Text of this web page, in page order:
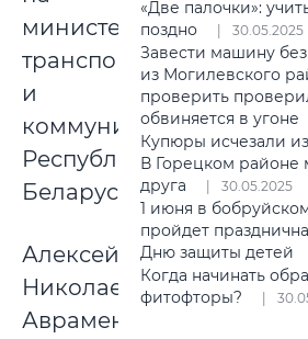
министерство
транспорта
и
коммуникаций
Республики
Беларусь.
Алексей
Николаевич
Авраменко
«Две палочки»:
поздно
30.05.2025
Завести машину
из Могилевского
проверить
обвиняется в угоне
Купюры исчезали
В Горецком районе
друга
30.05.2025
1 июня в
пройдет
Дню защиты детей
Когда начинать
фитофторы?